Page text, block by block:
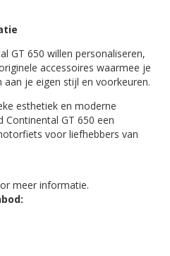
GT 650 willen personaliseren,
accessoires waarmee je
je eigen stijl en voorkeuren.
esthetiek en moderne
Continental GT 650 een
voor liefhebbers van
meer informatie.